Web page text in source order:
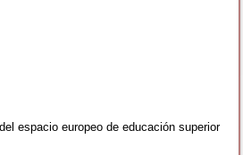
espacio europeo de educación superior